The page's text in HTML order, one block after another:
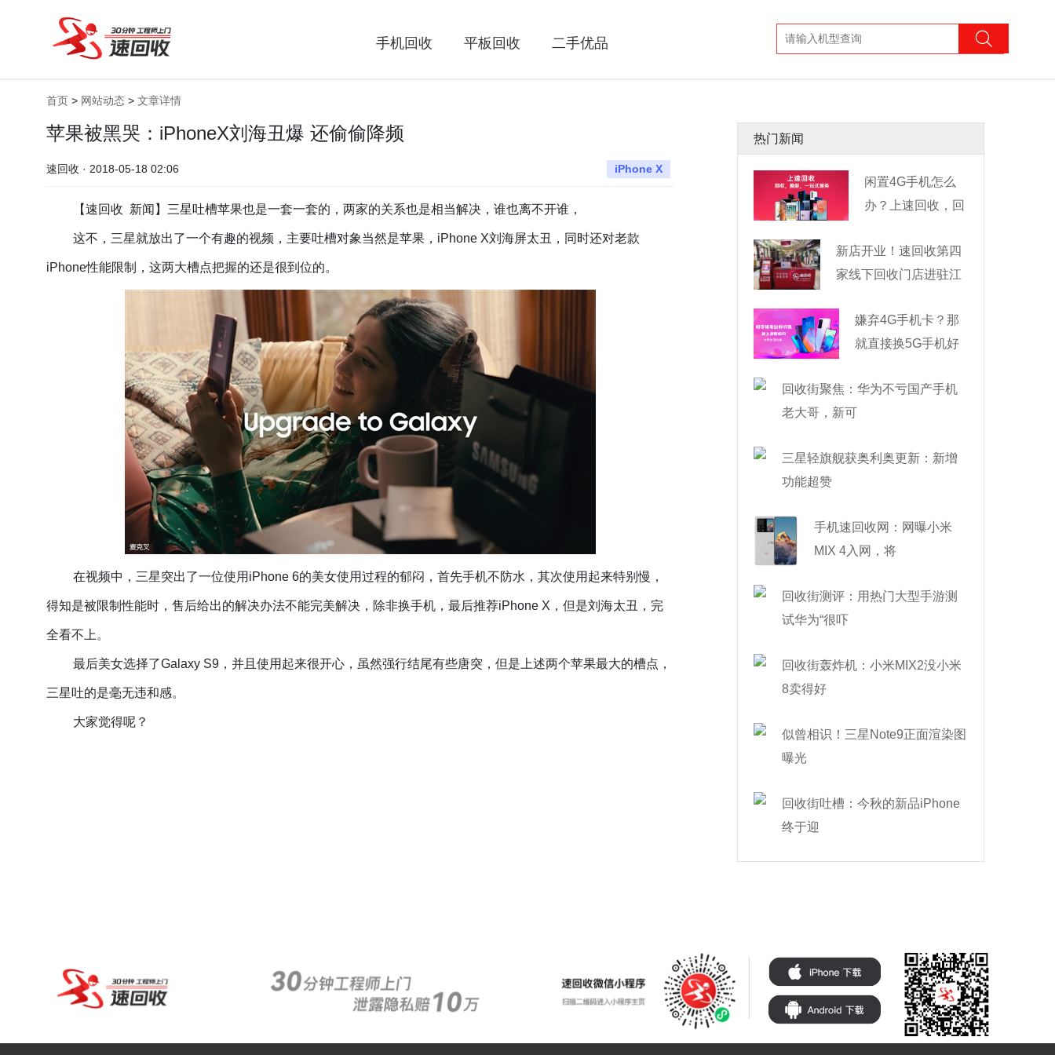
手机回收 平板回收 二手优品
首页 > 网站动态 > 文章详情
苹果被黑哭：iPhoneX刘海丑爆 还偷偷降频
速回收 · 2018-05-18 02:06 iPhone X
【速回收 新闻】三星吐槽苹果也是一套一套的，两家的关系也是相当解决，谁也离不开谁，
这不，三星就放出了一个有趣的视频，主要吐槽对象当然是苹果，iPhone X刘海屏太丑，同时还对老款
iPhone性能限制，这两大槽点把握的还是很到位的。
在视频中，三星突出了一位使用iPhone 6的美女使用过程的郁闷，首先手机不防水，其次使用起来特别慢，
得知是被限制性能时，售后给出的解决办法不能完美解决，除非换手机，最后推荐iPhone X，但是刘海太丑，完
全看不上。
最后美女选择了Galaxy S9，并且使用起来很开心，虽然强行结尾有些唐突，但是上述两个苹果最大的槽点，
三星吐的是毫无违和感。
大家觉得呢？
热门新闻
闲置4G手机怎么
办？上速回收，回
新店开业！速回收第四
家线下回收门店进驻江
嫌弃4G手机卡？那
就直接换5G手机好
回收街聚焦：华为不亏国产手机
老大哥，新可
三星轻旗舰获奥利奥更新：新增
功能超赞
手机速回收网：网曝小米
MIX 4入网，将
回收街测评：用热门大型手游测
试华为“很吓
回收街轰炸机：小米MIX2没小米
8卖得好
似曾相识！三星Note9正面渲染图
曝光
回收街吐槽：今秋的新品iPhone
终于迎